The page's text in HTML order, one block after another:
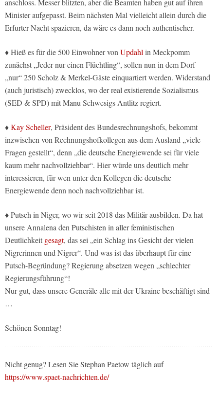
anschloss. Messer blitzten, aber die Beamten haben gut auf ihren
Minister aufgepasst. Beim nächsten Mal vielleicht allein durch die
Erfurter Nacht spazieren, da wäre es dann noch authentischer.
♦ Hieß es für die 500 Einwohner vonUpdahlin Meckpomm
zunächst „Jeder nur einen Flüchtling“, sollen nun in dem Dorf
„nur“ 250 Scholz & Merkel-Gäste einquartiert werden. Widerstand
(auch juristisch) zwecklos, wo der real existierende Sozialismus
(SED & SPD) mit Manu Schwesigs Antlitz regiert.
♦Kay Scheller, Präsident des Bundesrechnungshofs, bekommt
inzwischen von Rechnungshofkollegen aus dem Ausland „viele
Fragen gestellt“, denn „die deutsche Energiewende sei für viele
kaum mehr nachvollziehbar“. Hier würde uns deutlich mehr
interessieren, für wen unter den Kollegen die deutsche
Energiewende denn noch nachvollziehbar ist.
♦ Putsch in Niger, wo wir seit 2018 das Militär ausbilden. Da hat
unsere Annalena den Putschisten in aller feministischen
Deutlichkeit gesagt, das sei „ein Schlag ins Gesicht der vielen
Nigrerinnen und Nigrer“. Und was ist das überhaupt für eine
Putsch-Begründung? Regierung absetzen wegen „schlechter
Regierungsführung“!
Nur gut, dass unsere Generäle alle mit der Ukraine beschäftigt sind
…
Schönen Sonntag!
Nicht genug? Lesen Sie Stephan Paetow täglich auf
https://www.spaet-nachrichten.de/